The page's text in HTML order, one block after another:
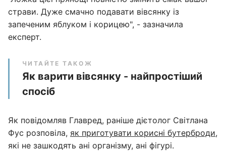
страви.⁣ ⁣Дуже смачно подавати вівсянку із
запеченим яблуком і корицею", - зазначила
експерт.
ЧИТАЙТЕ ТАКОЖ
Як варити вівсянку - найпростіший
спосіб
Як повідомляв Главред, раніше дієтолог Світлана
Фус розповіла, як приготувати корисні бутерброди,
які не зашкодять ані організму, ані фігурі.